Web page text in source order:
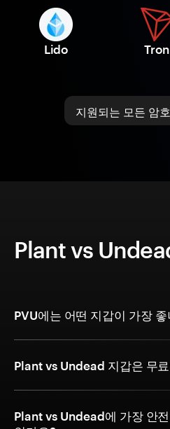
Lido Tron
지원되는 모든 암
Plant vs
PVU에는 어떤 지갑이 가장 좋
Plant vs Undead 지갑은 무
Plant vs Undead에 가장 안